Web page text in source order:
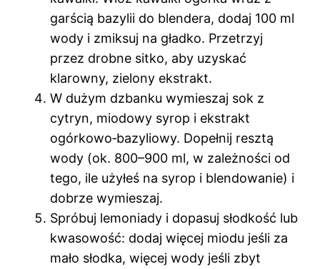
garścią bazylii do blendera, dodaj 100 ml
wody i zmiksuj na gładko. Przetrzyj
przez drobne sitko, aby uzyskać
klarowny, zielony ekstrakt.
W dużym dzbanku wymieszaj sok z
cytryn, miodowy syrop i ekstrakt
ogórkowo‑bazyliowy. Dopełnij resztą
wody (ok. 800–900 ml, w zależności od
tego, ile użyłeś na syrop i blendowanie) i
dobrze wymieszaj.
Spróbuj lemoniady i dopasuj słodkość lub
kwasowość: dodaj więcej miodu jeśli za
mało słodka, więcej wody jeśli zbyt